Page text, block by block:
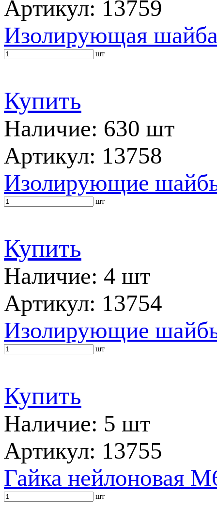
Артикул: 13759
Изолирующая
шт
Купить
Наличие: 630 шт
Артикул: 13758
Изолирующие
шт
Купить
Наличие: 4 шт
Артикул: 13754
Изолирующие
шт
Купить
Наличие: 5 шт
Артикул: 13755
Гайка нейлоновая
шт